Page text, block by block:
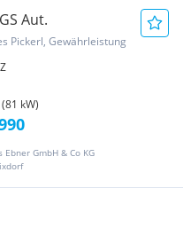
Aut.
Pickerl, Gewährleistung
(81 kW)
Ebner GmbH & Co KG